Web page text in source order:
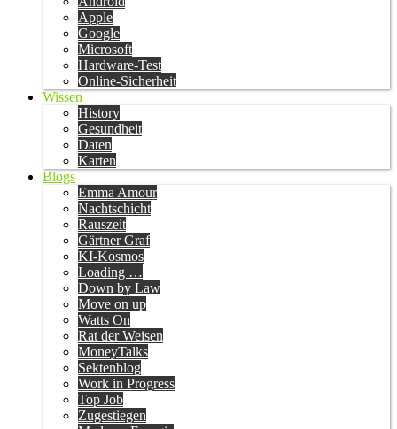
Apple
Google
Microsoft
Hardware-Test
Online-Sicherheit
Wissen
History
Gesundheit
Daten
Karten
Blogs
Emma Amour
Nachtschicht
Rauszeit
Gärtner Graf
KI-Kosmos
Loading …
Down by Law
Move on up
Watts On
Rat der Weisen
MoneyTalks
Sektenblog
Work in Progress
Top Job
Zugestiegen